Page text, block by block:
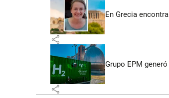
En Grecia
share
Grupo EPM
share